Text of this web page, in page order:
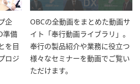
企
準備
を目
ロジ
OBCの全動画をまとめた動画サ
イト「奉行動画ライブラリ」。
奉行の製品紹介や業務に役立つ
様々なセミナーを動画でご覧い
ただけます。